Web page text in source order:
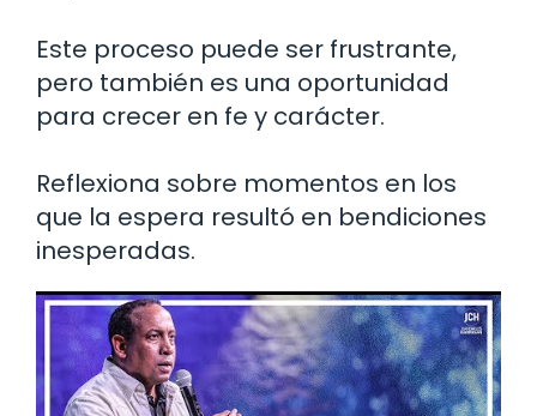
Este proceso puede ser frustrante,
pero también es una oportunidad
para crecer en fe y carácter.
Reflexiona sobre momentos en los
que la espera resultó en bendiciones
inesperadas.